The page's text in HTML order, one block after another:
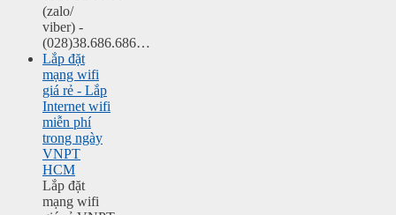
(zalo/
viber) -
(028)38.686.686…
Lắp đặt
mạng wifi
giá rẻ - Lắp
Internet wifi
miễn phí
trong ngày
VNPT
HCM
Lắp đặt
mạng wifi